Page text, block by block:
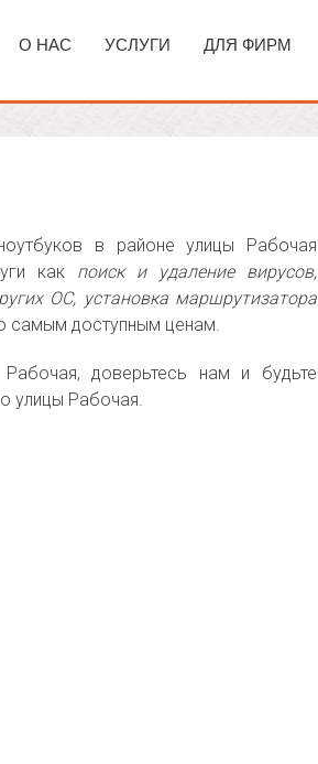
О НАС УСЛУГИ ДЛЯ ФИРМ
в районе улицы Рабочая
как поиск и удаление вирусов,
ОС, установка маршрутизатора
самым доступным ценам.
доверьтесь нам и будьте
улицы Рабочая.